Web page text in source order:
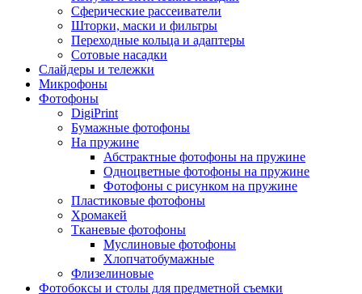
Сферические рассеиватели
Шторки, маски и фильтры
Переходные кольца и адаптеры
Сотовые насадки
Слайдеры и тележки
Микрофоны
Фотофоны
DigiPrint
Бумажные фотофоны
На пружине
Абстрактные фотофоны на пружине
Одноцветные фотофоны на пружине
Фотофоны с рисунком на пружине
Пластиковые фотофоны
Хромакей
Тканевые фотофоны
Муслиновые фотофоны
Хлопчатобумажные
Флизелиновые
Фотобоксы и столы для предметной съемки